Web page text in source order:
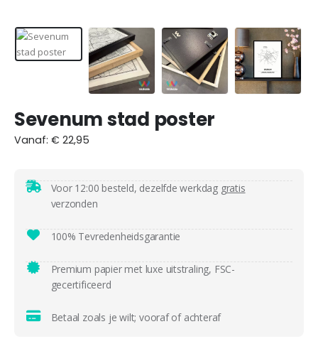
Sevenum stad poster
Vanaf: € 22,95
Voor 12:00 besteld, dezelfde werkdag gratis
verzonden
100% Tevredenheidsgarantie
Premium papier met luxe uitstraling, FSC-
gecertificeerd
Betaal zoals je wilt; vooraf of achteraf